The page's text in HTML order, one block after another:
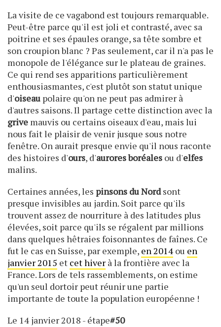
La visite de ce vagabond est toujours remarquable.
Peut-être parce qu'il est joli et contrasté, avec sa
poitrine et ses épaules orange, sa tête sombre et
son croupion blanc ? Pas seulement, car il n'a pas le
monopole de l'élégance sur le plateau de graines.
Ce qui rend ses apparitions particulièrement
enthousiasmantes, c'est plutôt son statut unique
d'oiseau polaire qu'on ne peut pas admirer à
d'autres saisons. Il partage cette distinction avec la
grive mauvis ou certains oiseaux d'eau, mais lui
nous fait le plaisir de venir jusque sous notre
fenêtre. On aurait presque envie qu'il nous raconte
des histoires d'ours, d'aurores boréales ou d'elfes
malins.
Certaines années, les pinsons du Nordsont
presque invisibles au jardin. Soit parce qu'ils
trouvent assez de nourriture à des latitudes plus
élevées, soit parce qu'ils se régalent par millions
dans quelques hêtraies foisonnantes de faînes. Ce
fut le cas en Suisse, par exemple, en 2014 ou en
janvier 2015 et cet hiver à la frontière avec la
France. Lors de tels rassemblements, on estime
qu'un seul dortoir peut réunir une partie
importante de toute la population européenne !
Le 14 janvier 2018 - étape#50